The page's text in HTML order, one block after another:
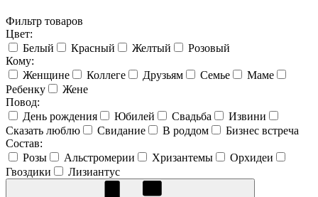
Фильтр товаров
Цвет:
Белый
Красный Желтый
Розовый
Кому:
Женщине
Коллеге Друзьям Семье
Маме
Ребенку
Жене
Повод:
День рождения
Юбилей Свадьба
Извини
Сказать люблю
Свидание В роддом
Бизнес встреча
Состав:
Розы
Альстромерии Хризантемы
Орхидеи
Гвоздики
Лизиантус